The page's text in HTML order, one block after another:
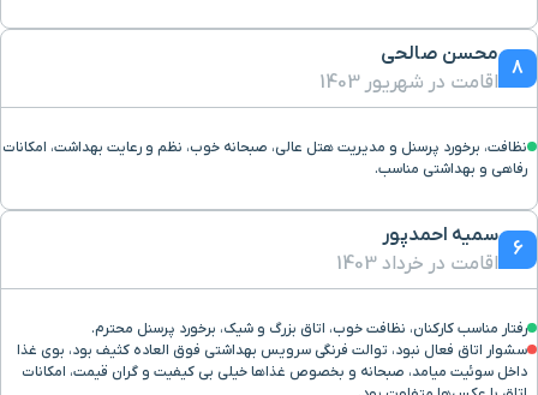
8
محسن صالحی
اقامت در شهریور 1403
نظافت، برخورد پرسنل و مدیریت هتل عالی، صبحانه خوب، نظم و رعایت بهداشت، امکانات
رفاهی و بهداشتی مناسب.
6
سمیه احمدپور
اقامت در خرداد 1403
رفتار مناسب کارکنان، نظافت خوب، اتاق بزرگ و شیک، برخورد پرسنل محترم.
سشوار اتاق فعال نبود، توالت فرنگی سرویس بهداشتی فوق العاده کثیف بود، بوی غذا
داخل سوئیت میامد، صبحانه و بخصوص غذاها خیلی بی کیفیت و گران قیمت، امکانات